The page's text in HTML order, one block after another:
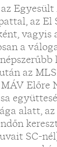
az El
a
az
Előre
alatt,
SC-